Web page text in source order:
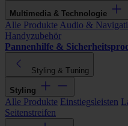
Multimedia & Technologie
Alle Produkte Audio &
Handyzubehör
Pannenhilfe &
Styling & Tuning
Styling
Alle Produkte Einstiegsleisten
Seitenstreifen